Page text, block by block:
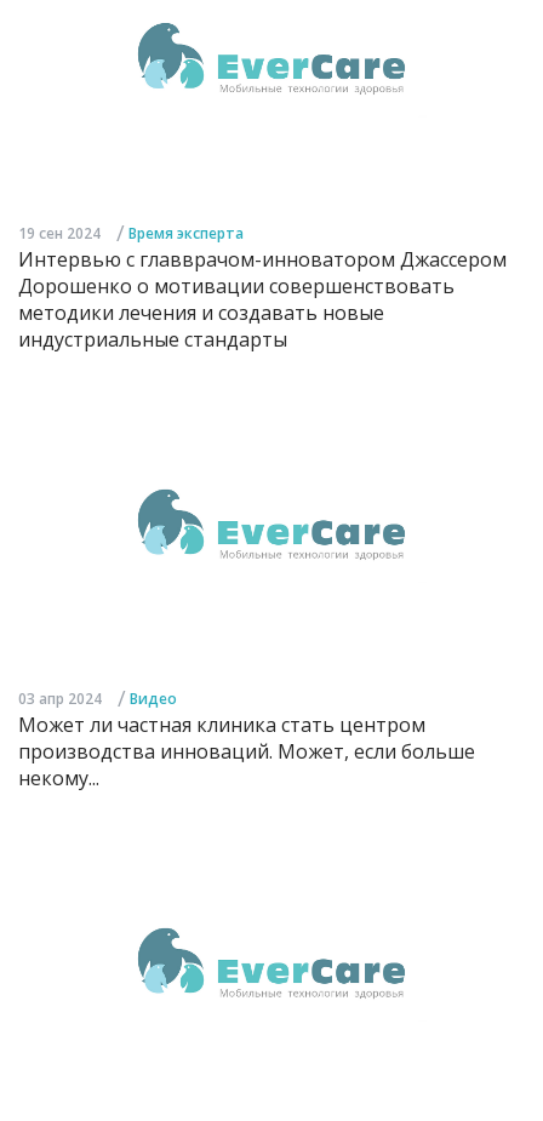
19 сен 2024 / Время эксперта
Интервью с главврачом-инноватором Джассером
Дорошенко о мотивации совершенствовать
методики лечения и создавать новые
индустриальные стандарты
03 апр 2024 / Видео
Может ли частная клиника стать центром
производства инноваций. Может, если больше
некому...